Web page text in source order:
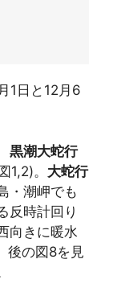
1日と12月6
黒潮大蛇行
1,2)。 大蛇行
・潮岬でも
反時計回り
向きに暖水
後の図8を見